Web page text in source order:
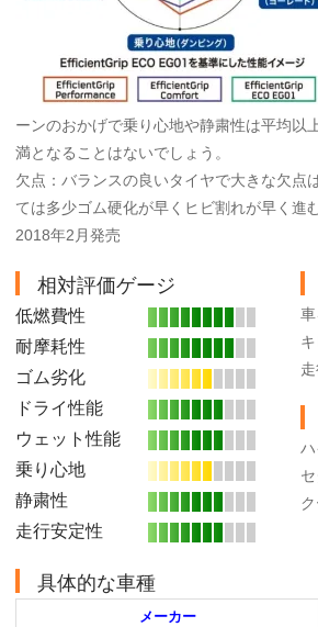
ーンのおかげで乗り心地や静粛性は平均以
満となることはないでしょう。
欠点：バランスの良いタイヤで大きな欠点
ては多少ゴム硬化が早くヒビ割れが早く進
2018年2月発売
相対評価ゲージ
低燃費性
耐摩耗性
ゴム劣化
ドライ性能
ウェット性能
乗り心地
静粛性
走行安定性
具体的な車種
メーカー